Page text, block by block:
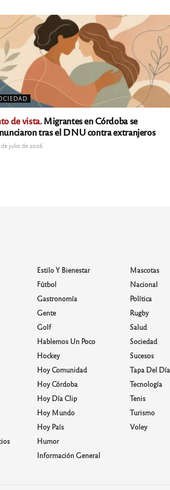
de vista.Migrantes en Córdoba se
tras el DNU contra extranjeros
julio de 2026
Estilo Y Bienestar
Fútbol
Gastronomía
Gente
Golf
Hablemos Un Poco
Hockey
Hoy Comunidad
Hoy Córdoba
Hoy Día Clip
Hoy Mundo
Hoy País
Humor
Información General
Mascotas
Nacional
Política
Rugby
Salud
Sociedad
Sucesos
Tapa Del Día
Tecnología
Tenis
Turismo
Voley